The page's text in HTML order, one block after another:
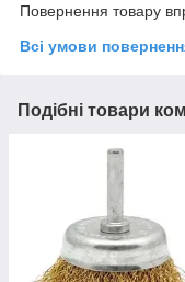
Повернення товару
Всі умови
Подібні товари